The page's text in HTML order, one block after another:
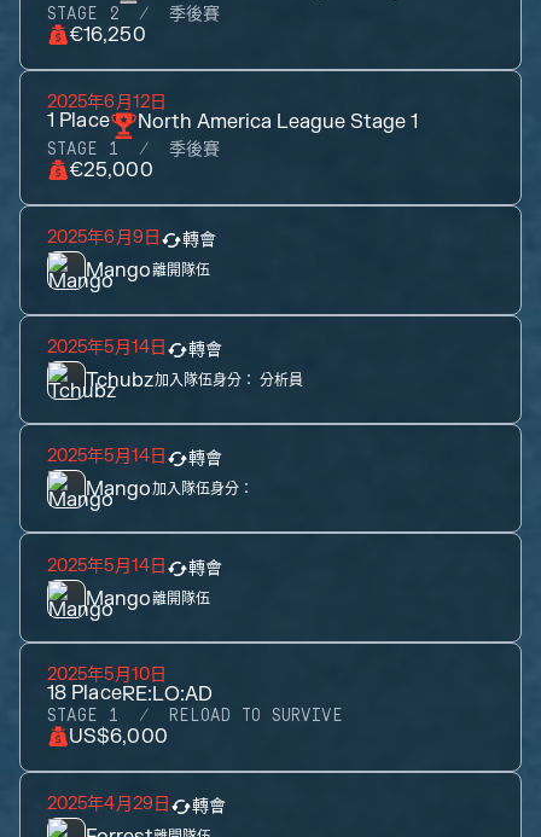
STAGE 2 季後賽
€16,250
2025年6月12日
1 Place North America League Stage 1
STAGE 1 季後賽
€25,000
2025年6月9日 轉會
Mango離開隊伍
2025年5月14日 轉會
Tchubz加入隊伍身分： 分析員
2025年5月14日 轉會
Mango加入隊伍身分：
2025年5月14日 轉會
Mango離開隊伍
2025年5月10日
18 PlaceRE:LO:AD
STAGE 1 RELOAD TO SURVIVE
US$6,000
2025年4月29日 轉會